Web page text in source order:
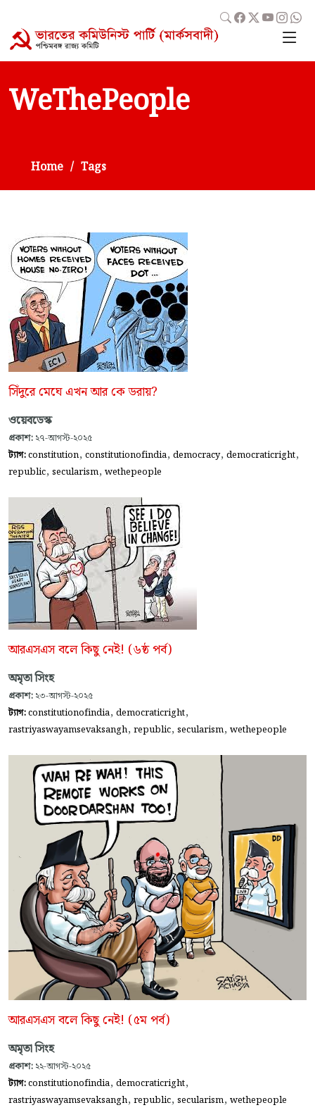
WeThePeople
Home Tags
সিঁদুরে মেঘে এখন আর কে ডরায়?
ওয়েবডেস্ক
প্রকাশ: ২৭-আগস্ট-২০২৫
ট্যাগ:constitution, constitutionofindia, democracy, democraticright,
republic, secularism, wethepeople
আরএসএস বলে কিছু নেই! (৬ষ্ঠ পর্ব)
অমৃতা সিংহ
প্রকাশ: ২৩-আগস্ট-২০২৫
ট্যাগ:constitutionofindia, democraticright,
rastriyaswayamsevaksangh, republic, secularism, wethepeople
আরএসএস বলে কিছু নেই! (৫ম পর্ব)
অমৃতা সিংহ
প্রকাশ: ২২-আগস্ট-২০২৫
ট্যাগ:constitutionofindia, democraticright,
rastriyaswayamsevaksangh, republic, secularism, wethepeople